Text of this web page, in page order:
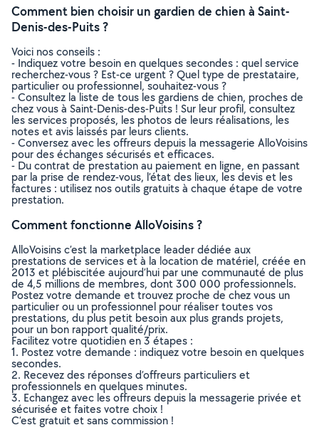
Comment bien choisir un gardien de chien à Saint-
Denis-des-Puits ?
Voici nos conseils :
- Indiquez votre besoin en quelques secondes : quel service
recherchez-vous ? Est-ce urgent ? Quel type de prestataire,
particulier ou professionnel, souhaitez-vous ?
- Consultez la liste de tous les gardiens de chien, proches de
chez vous à Saint-Denis-des-Puits ! Sur leur profil, consultez
les services proposés, les photos de leurs réalisations, les
notes et avis laissés par leurs clients.
- Conversez avec les offreurs depuis la messagerie AlloVoisins
pour des échanges sécurisés et efficaces.
- Du contrat de prestation au paiement en ligne, en passant
par la prise de rendez-vous, l’état des lieux, les devis et les
factures : utilisez nos outils gratuits à chaque étape de votre
prestation.
Comment fonctionne AlloVoisins ?
AlloVoisins c’est la marketplace leader dédiée aux
prestations de services et à la location de matériel, créée en
2013 et plébiscitée aujourd’hui par une communauté de plus
de 4,5 millions de membres, dont 300 000 professionnels.
Postez votre demande et trouvez proche de chez vous un
particulier ou un professionnel pour réaliser toutes vos
prestations, du plus petit besoin aux plus grands projets,
pour un bon rapport qualité/prix.
Facilitez votre quotidien en 3 étapes :
1. Postez votre demande : indiquez votre besoin en quelques
secondes.
2. Recevez des réponses d’offreurs particuliers et
professionnels en quelques minutes.
3. Echangez avec les offreurs depuis la messagerie privée et
sécurisée et faites votre choix !
C’est gratuit et sans commission !